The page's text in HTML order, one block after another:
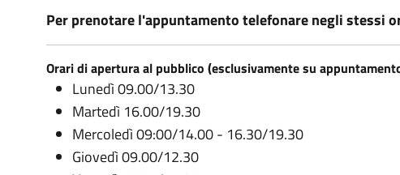
Per prenotare l'appuntamento telefonare negli stessi
Orari di apertura al pubblico (esclusivamente su
Lunedì 09.00/13.30
Martedì 16.00/19.30
Mercoledì 09:00/14.00 - 16.30/19.30
Giovedì 09.00/12.30